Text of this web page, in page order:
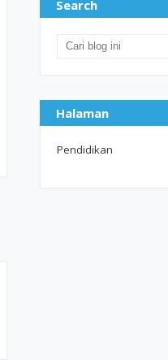
Search
Halaman
Pendidikan